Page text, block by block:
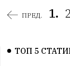
ПРЕД. 1.
ТОП 5